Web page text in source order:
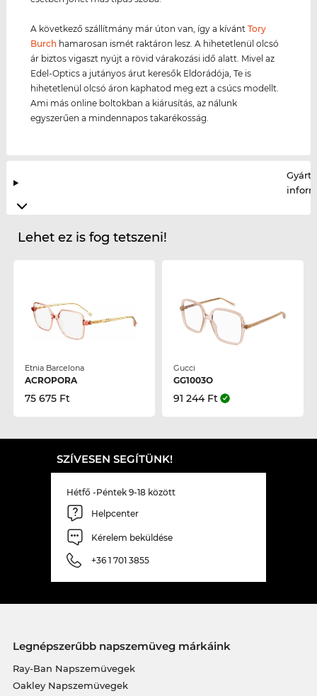
A következő szállítmány már úton van, így a kívántTory
Burch hamarosan ismét raktáron lesz. A hihetetlenül olcsó
ár biztos vigaszt nyújt a rövid várakozási idő alatt. Mivel az
Edel-Optics a jutányos árut keresők Eldorádója, Te is
hihetetlenül olcsó áron kaphatod meg ezt a csúcs modellt.
Ami más online boltokban a kiárusítás, az nálunk
egyszerűen a mindennapos takarékosság.
Lehet ez is fog tetszeni!
Etnia Barcelona
ACROPORA
75 675 Ft
Gucci
GG1003O
91 244 Ft
SZÍVESEN SEGÍTÜNK!
Hétfő -Péntek 9-18 között
Helpcenter
Kérelem beküldése
+36 1 701 3855
Legnépszerűbb napszemüveg márkáink
Ray-Ban Napszemüvegek
Oakley Napszemüvegek